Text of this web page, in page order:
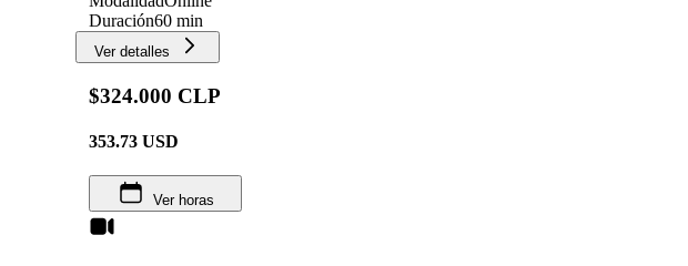
Duración60 min
Ver detalles
$324.000 CLP
353.73 USD
Ver horas